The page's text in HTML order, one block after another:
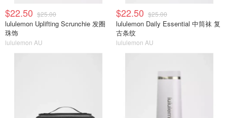
$22.50 $25.00
lululemon Uplifting Scrunchie 发圈
珠饰
lululemon AU
$22.50 $25.00
lululemon Daily Essential 中筒袜 复
古条纹
lululemon AU